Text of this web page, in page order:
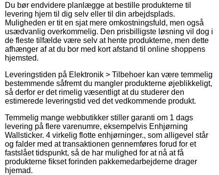
Du bør endvidere planlægge at bestille produkterne til
levering hjem til dig selv eller til din arbejdsplads.
Muligheden er tit en sjat mere omkostningsfuld, men også
usædvanlig overkommelig. Den prisbilligste løsning vil dog i
de fleste tilfælde være selv at hente produkterne, men dette
afhænger af at du bor med kort afstand til online shoppens
hjemsted.
Leveringstiden på Elektronik > Tilbehoer kan være temmelig
bestemmende såfremt du mangler produkterne øjeblikkeligt,
så derfor er det rimelig væsentligt at du studerer den
estimerede leveringstid ved det vedkommende produkt.
Temmelig mange webbutikker stiller garanti om 1 dags
levering på flere varenumre, eksempelvis Enhjørning
Wallsticker. 4 virkelig flotte enhjørninger., som alligevel står
og falder med at transaktionen gennemføres forud for et
fastslået tidspunkt, så de har mulighed for at nå at få
produkterne fikset forinden pakkemedarbejderne drager
hjemad.